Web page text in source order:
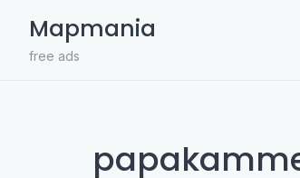
content
Mapmania
free ads